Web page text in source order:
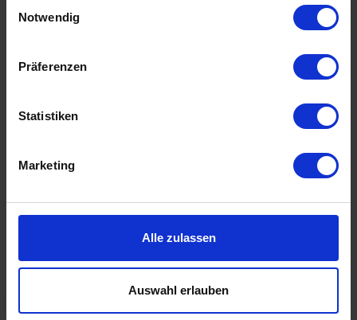
Notwendig
Präferenzen
Statistiken
Marketing
Alle zulassen
Auswahl erlauben
Füreinander bestimmt